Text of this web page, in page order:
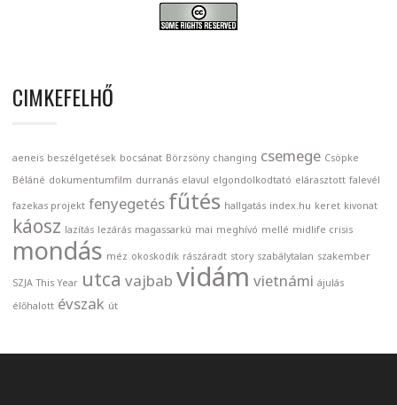
CIMKEFELHŐ
aeneis beszélgetések bocsánat Börzsöny changing csemege Csöpke
Béláné dokumentumfilm durranás elavul elgondolkodtató elárasztott falevél
fazekas projekt fenyegetés fűtés hallgatás index.hu keret kivonat
káosz lazítás lezárás magassarkú mai meghívó mellé midlife crisis
mondás méz okoskodik rászáradt story szabálytalan szakember
SZJA This Year utca vajbab vidám vietnámi ájulás
élőhalott évszak út